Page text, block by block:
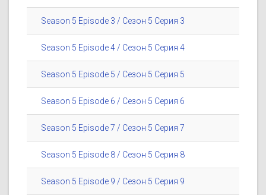
Season 5 Episode 3 / Сезон 5 Серия 3
Season 5 Episode 4 / Сезон 5 Серия 4
Season 5 Episode 5 / Сезон 5 Серия 5
Season 5 Episode 6 / Сезон 5 Серия 6
Season 5 Episode 7 / Сезон 5 Серия 7
Season 5 Episode 8 / Сезон 5 Серия 8
Season 5 Episode 9 / Сезон 5 Серия 9